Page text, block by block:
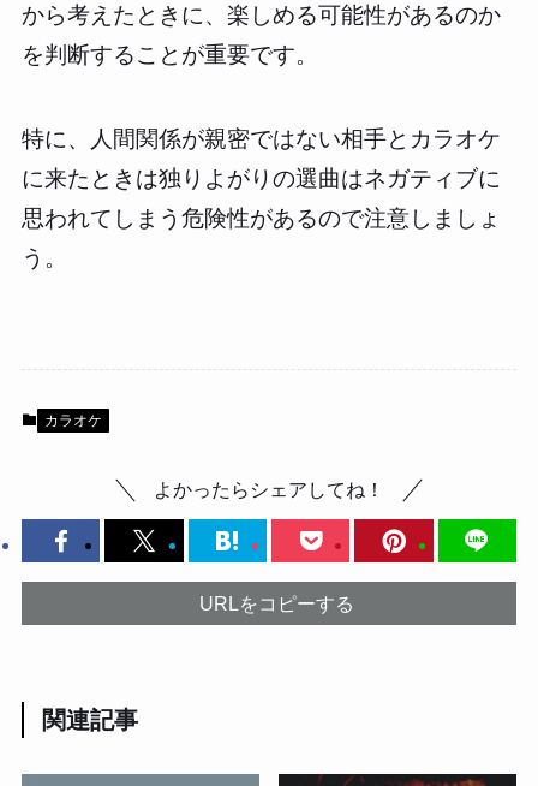
から考えたときに、楽しめる可能性があるのか
を判断することが重要です。
特に、人間関係が親密ではない相手とカラオケ
に来たときは独りよがりの選曲はネガティブに
思われてしまう危険性があるので注意しましょ
う。
カラオケ
よかったらシェアしてね！
URLをコピーする
関連記事